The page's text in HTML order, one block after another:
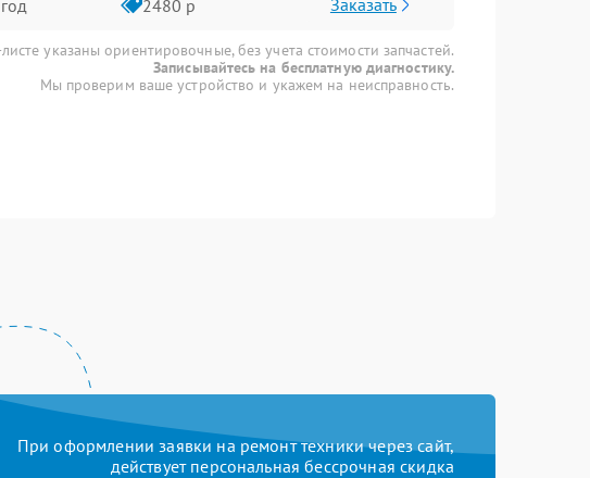
2480 р Заказать
указаны ориентировочные, без учета стоимости запчастей.
Записывайтесь на бесплатную диагностику.
Мы проверим ваше устройство и укажем на неисправность.
При оформлении заявки на ремонт техники через сайт,
действует персональная бессрочная скидка